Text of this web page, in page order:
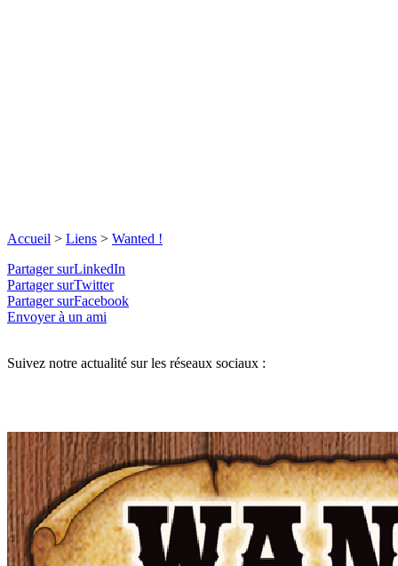
Accueil > Liens > Wanted !
Partager surLinkedIn
Partager surTwitter
Partager surFacebook
Envoyer à un ami
Suivez notre actualité sur les réseaux sociaux :